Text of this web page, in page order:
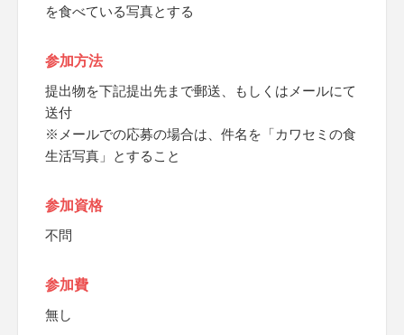
を食べている写真とする
参加方法
提出物を下記提出先まで郵送、もしくはメールにて
送付
※メールでの応募の場合は、件名を「カワセミの食
生活写真」とすること
参加資格
不問
参加費
無し